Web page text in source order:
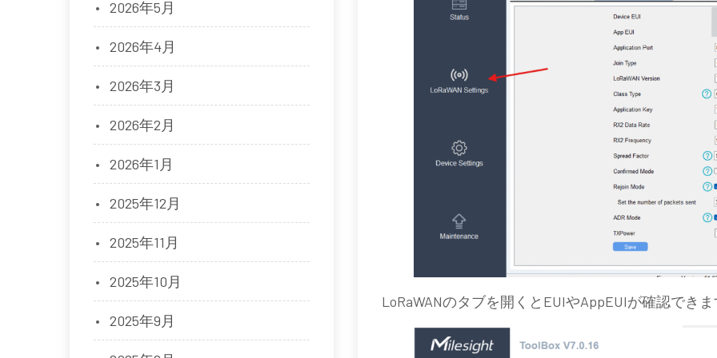
LoRaWANのタブを開くとEUIやAppEUIが確認でき
2026年5月
2026年4月
2026年3月
2026年2月
2026年1月
2025年12月
2025年11月
2025年10月
2025年9月